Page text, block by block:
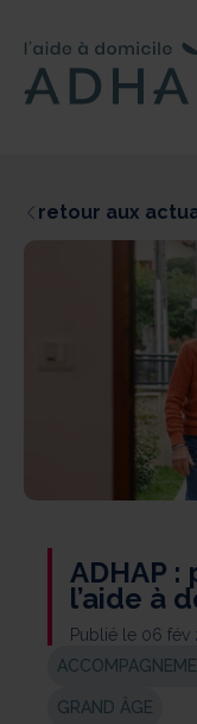
retour aux
ADHAP
l’aide à
Publié le 06 fév
GRAND ÂGE